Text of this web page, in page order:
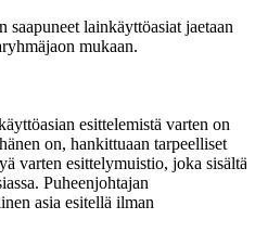
lainkäyttöasiat jaetaan
mukaan.
esittelemistä varten on
on, hankittuaan tarpeelliset
varten esittelymuistio, joka sisältää
Puheenjohtajan
asia esitellä ilman